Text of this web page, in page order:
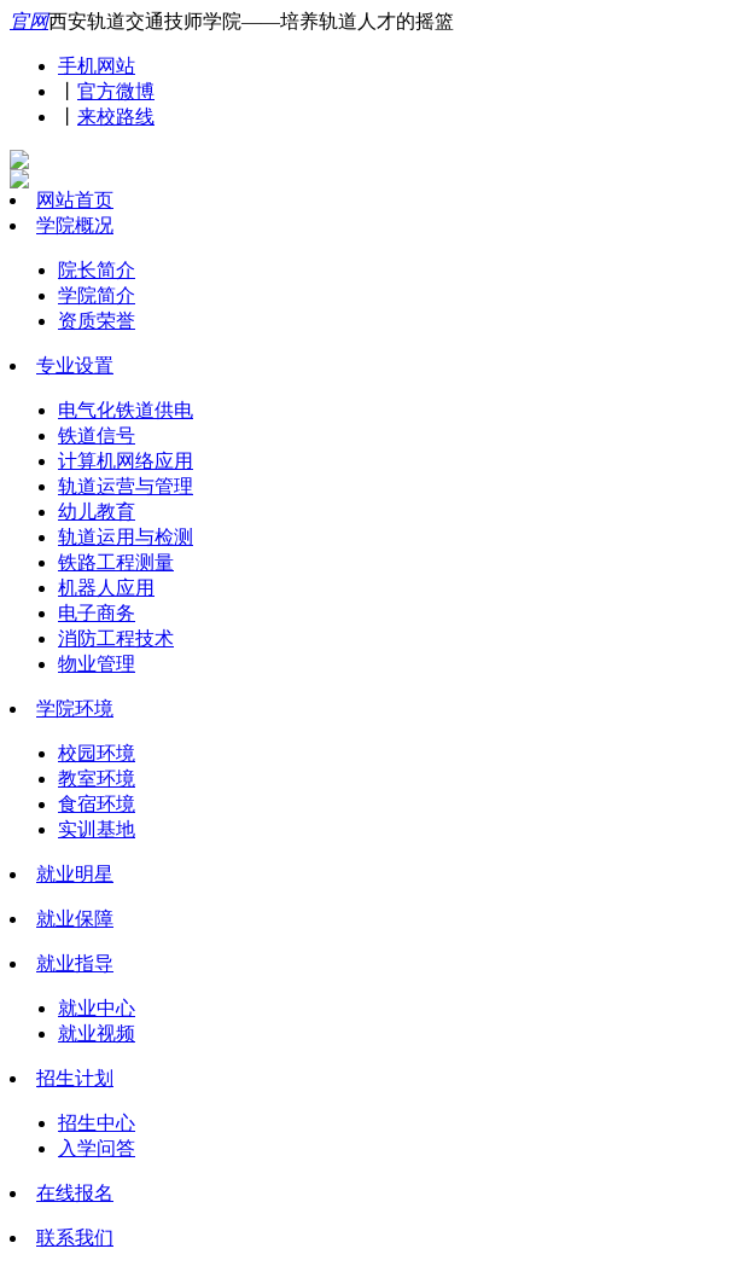
官网西安轨道交通技师学院——培养轨道人才的摇篮
手机网站
官方微博
来校路线
网站首页
学院概况
院长简介
学院简介
资质荣誉
专业设置
电气化铁道供电
铁道信号
计算机网络应用
轨道运营与管理
幼儿教育
轨道运用与检测
铁路工程测量
机器人应用
电子商务
消防工程技术
物业管理
学院环境
校园环境
教室环境
食宿环境
实训基地
就业明星
就业保障
就业指导
就业中心
就业视频
招生计划
招生中心
入学问答
在线报名
联系我们